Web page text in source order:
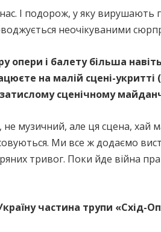
І подорож, у яку
неочікуваними
опери і балету більша
на малій сцені-
сценічному
музичний, але ця сцена,
Ми все ж додаємо
тривог. Поки йде війна
частина трупи «Схід-